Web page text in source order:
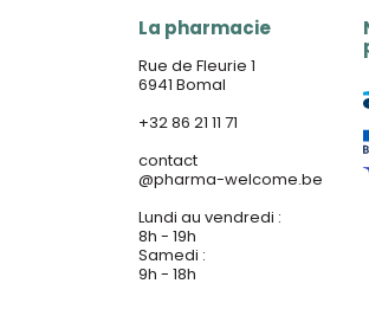
La pharmacie
Rue de Fleurie 1
6941 Bomal
+32 86 21 11 71
contact
@pharma-welcome.be
Lundi au vendredi :
8h - 19h
Samedi :
9h - 18h